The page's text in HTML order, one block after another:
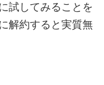
試してみることを
解約すると実質無